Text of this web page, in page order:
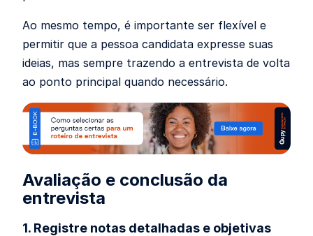
Ao mesmo tempo, é importante ser flexível e
permitir que a pessoa candidata expresse suas
ideias, mas sempre trazendo a entrevista de volta
ao ponto principal quando necessário.
Avaliação e conclusão da
entrevista
1. Registre notas detalhadas e objetivas